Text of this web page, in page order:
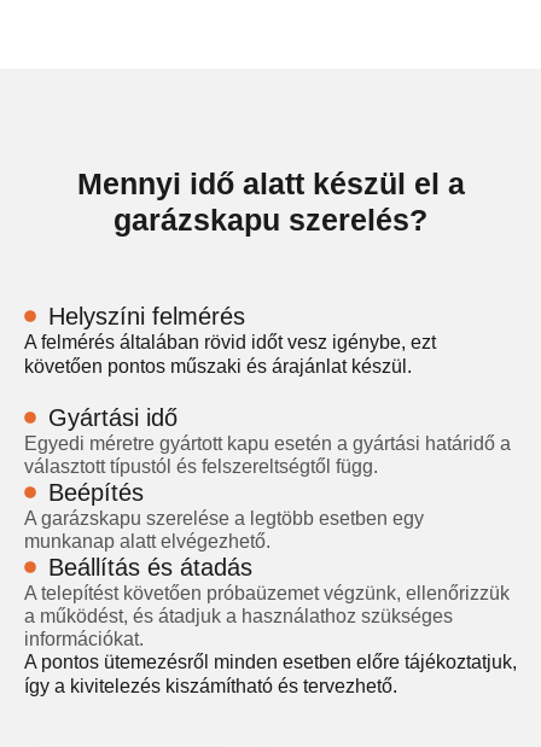
Mennyi idő alatt készül el a
garázskapu szerelés?
Helyszíni felmérés
A felmérés általában rövid időt vesz igénybe, ezt
követően pontos műszaki és árajánlat készül.
Gyártási idő
Egyedi méretre gyártott kapu esetén a gyártási határidő a
választott típustól és felszereltségtől függ.
Beépítés
A garázskapu szerelése a legtöbb esetben egy
munkanap alatt elvégezhető.
Beállítás és átadás
A telepítést követően próbaüzemet végzünk, ellenőrizzük
a működést, és átadjuk a használathoz szükséges
információkat.
A pontos ütemezésről minden esetben előre tájékoztatjuk,
így a kivitelezés kiszámítható és tervezhető.